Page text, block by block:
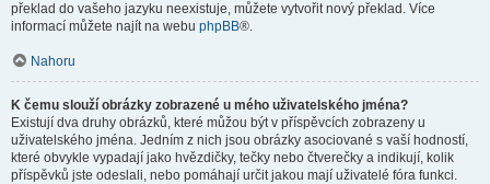
překlad do vašeho jazyku neexistuje, můžete vytvořit nový překlad. Více
informací můžete najít na webu phpBB®.
Nahoru
K čemu slouží obrázky zobrazené u mého uživatelského jména?
Existují dva druhy obrázků, které můžou být v příspěvcích zobrazeny u
uživatelského jména. Jedním z nich jsou obrázky asociované s vaší hodností,
které obvykle vypadají jako hvězdičky, tečky nebo čtverečky a indikují, kolik
příspěvků jste odeslali, nebo pomáhají určit jakou mají uživatelé fóra funkci.